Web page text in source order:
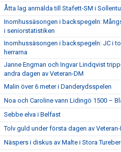
Åtta lag anmälda till Stafett-SM i
Inomhussäsongen i backspegeln:
i seniorstatistiken
Inomhussäsongen i backspegeln: JC i
herrarna
Janne Engman och Ingvar Lindqvist
andra dagen av Veteran-DM
Malin över 6 meter i Danderydsspelen
Noa och Caroline vann Lidingö 1500 –
Sebbe elva i Belfast
Tolv guld under första dagen av Veteran-
Näspers i diskus av Malte i Stora